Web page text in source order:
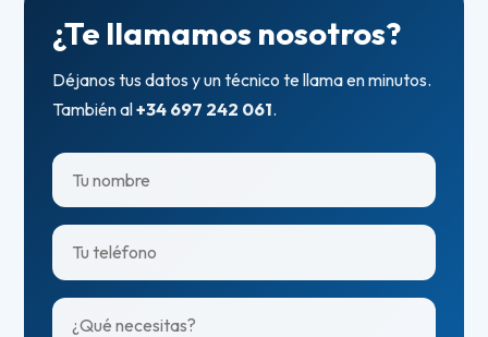
¿Te llamamos nosotros?
Déjanos tus datos y un técnico te llama en minutos.
También al+34 697 242 061.